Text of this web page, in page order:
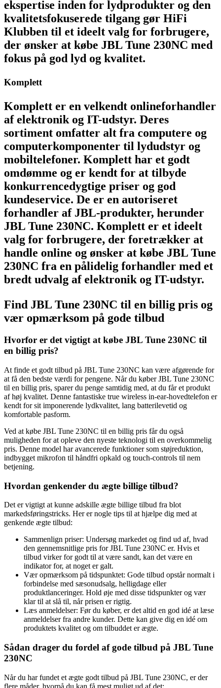
ekspertise inden for lydprodukter og den
kvalitetsfokuserede tilgang gør HiFi
Klubben til et ideelt valg for forbrugere,
der ønsker at købe JBL Tune 230NC med
fokus på god lyd og kvalitet.
Komplett
Komplett er en velkendt onlineforhandler
af elektronik og IT-udstyr. Deres
sortiment omfatter alt fra computere og
computerkomponenter til lydudstyr og
mobiltelefoner. Komplett har et godt
omdømme og er kendt for at tilbyde
konkurrencedygtige priser og god
kundeservice. De er en autoriseret
forhandler af JBL-produkter, herunder
JBL Tune 230NC. Komplett er et ideelt
valg for forbrugere, der foretrækker at
handle online og ønsker at købe JBL Tune
230NC fra en pålidelig forhandler med et
bredt udvalg af elektronik og IT-udstyr.
Find JBL Tune 230NC til en billig pris og
vær opmærksom på gode tilbud
Hvorfor er det vigtigt at købe JBL Tune 230NC til
en billig pris?
At finde et godt tilbud på JBL Tune 230NC kan være afgørende for
at få den bedste værdi for pengene. Når du køber JBL Tune 230NC
til en billig pris, sparer du penge samtidig med, at du får et produkt
af høj kvalitet. Denne fantastiske true wireless in-ear-hovedtelefon er
kendt for sit imponerende lydkvalitet, lang batterilevetid og
komfortable pasform.
Ved at købe JBL Tune 230NC til en billig pris får du også
muligheden for at opleve den nyeste teknologi til en overkommelig
pris. Denne model har avancerede funktioner som støjreduktion,
indbygget mikrofon til håndfri opkald og touch-controls til nem
betjening.
Hvordan genkender du ægte billige tilbud?
Det er vigtigt at kunne adskille ægte billige tilbud fra blot
markedsføringstricks. Her er nogle tips til at hjælpe dig med at
genkende ægte tilbud:
Sammenlign priser: Undersøg markedet og find ud af, hvad
den gennemsnitlige pris for JBL Tune 230NC er. Hvis et
tilbud virker for godt til at være sandt, kan det være en
indikator for, at noget er galt.
Vær opmærksom på tidspunktet: Gode tilbud opstår normalt i
forbindelse med sæsonudsalg, helligdage eller
produktlanceringer. Hold øje med disse tidspunkter og vær
klar til at slå til, når prisen er rigtig.
Læs anmeldelser: Før du køber, er det altid en god idé at læse
anmeldelser fra andre kunder. Dette kan give dig en idé om
produktets kvalitet og om tilbuddet er ægte.
Sådan drager du fordel af gode tilbud på JBL Tune
230NC
Når du har fundet et ægte godt tilbud på JBL Tune 230NC, er der
flere måder, hvorpå du kan få mest muligt ud af det: